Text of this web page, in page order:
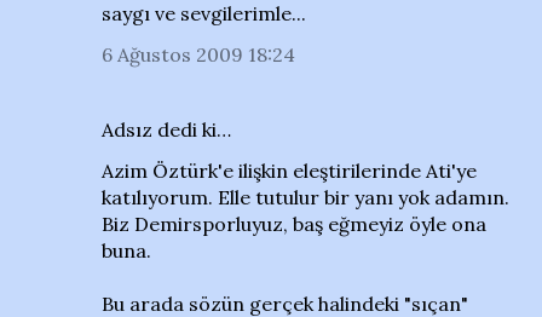
saygı ve sevgilerimle...
6 Ağustos 2009 18:24
Adsız dedi ki…
Azim Öztürk'e ilişkin eleştirilerinde Ati'ye
katılıyorum. Elle tutulur bir yanı yok adamın.
Biz Demirsporluyuz, baş eğmeyiz öyle ona
buna.
Bu arada sözün gerçek halindeki "sıçan"